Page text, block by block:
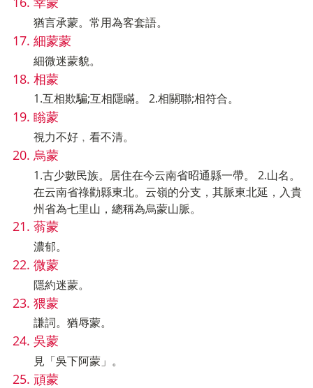
猶言承蒙。常用為客套語。
細蒙蒙
細微迷蒙貌。
相蒙
1.互相欺騙;互相隱瞞。 2.相關聯;相符合。
瞈蒙
視力不好﹐看不清。
烏蒙
1.古少數民族。居住在今云南省昭通縣一帶。 2.山名。
在云南省祿勸縣東北。云嶺的分支，其脈東北延，入貴
州省為七里山，總稱為烏蒙山脈。
蓊蒙
濃郁。
微蒙
隱約迷蒙。
猥蒙
謙詞。猶辱蒙。
吳蒙
見「吳下阿蒙」。
頑蒙